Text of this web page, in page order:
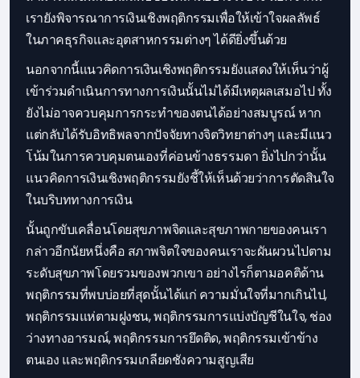
เรายังพิจารณาการเงินเชิงพฤติกรรมเพื่อให้เข้าใจผลลัพธ์
ในภาคธุรกิจและอุตสาหกรรมต่างๆ ได้ดียิ่งขึ้นด้วย
นอกจากนี้แนวคิดการเงินเชิงพฤติกรรมยังแสดงให้เห็นว่าผู้
เข้าร่วมดำเนินการทางการเงินนั้นไม่ได้มีเหตุผลเสมอไป ทั้ง
ยังไม่อาจควบคุมการกระทำของตนได้อย่างสมบูรณ์ หาก
แต่กลับได้รับอิทธิพลจากปัจจัยทางจิตวิทยาต่างๆ และมีแนว
โน้มในการควบคุมตนเองที่ค่อนข้างธรรมดา ยิ่งไปกว่านั้น
แนวคิดการเงินเชิงพฤติกรรมยังชี้ให้เห็นด้วยว่าการตัดสินใจ
ในบริบททางการเงิน
นั้นถูกขับเคลื่อนโดยสุขภาพจิตและสุขภาพกายของคนเรา
กล่าวอีกนัยหนึ่งคือ สภาพจิตใจของคนเราจะผันผวนไปตาม
ระดับสุขภาพโดยรวมของพวกเขา อย่างไรก็ตามอคติด้าน
พฤติกรรมที่พบบ่อยที่สุดนั้นได้แก่ ความมั่นใจที่มากเกินไป,
พฤติกรรมแห่ตามฝูงชน, พฤติกรรมการแบ่งบัญชีในใจ, ช่อง
ว่างทางอารมณ์, พฤติกรรมการยึดติด, พฤติกรรมเข้าข้าง
ตนเอง และพฤติกรรมเกลียดชังความสูญเสีย